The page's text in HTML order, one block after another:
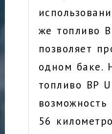
же топливо
позволяет
одном баке.
топливо BP
56